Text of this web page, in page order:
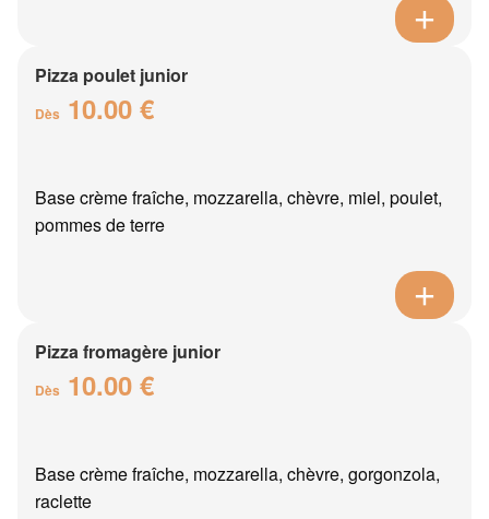
Pizza poulet junior
Dès 10.00 €
Base crème fraîche, mozzarella, chèvre, miel, poulet,
pommes de terre
Pizza fromagère junior
Dès 10.00 €
Base crème fraîche, mozzarella, chèvre, gorgonzola,
raclette